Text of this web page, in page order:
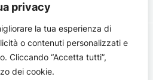
privacy
la tua esperienza di
o contenuti personalizzati e
Cliccando “Accetta tutti”,
dei cookie.
| Periodico d'informazione del
- Testata registrata il 18 gennaio